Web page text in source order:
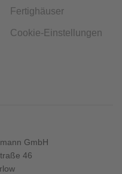
Fertighäuser
Cookie-Einstellungen
GmbH
46